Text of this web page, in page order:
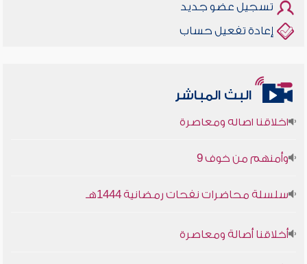
تسجيل عضو جديد
إعادة تفعيل حساب
البث المباشر
أخلاقنا أصالة ومعاصرة